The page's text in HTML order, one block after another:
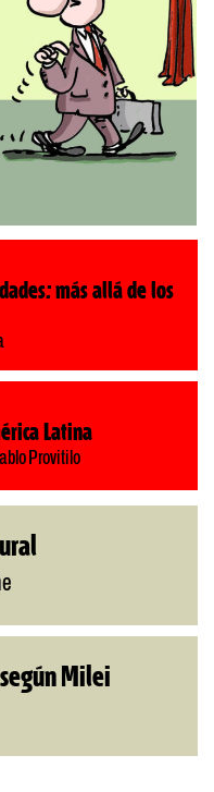
más allá de los
Latina
Provitilo
Milei